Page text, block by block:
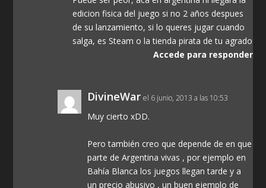
edicion fisica del juego si no 2 años despues
de su lanzamiento, si lo queres jugar cuando
salga, es Steam o la tienda pirata de tu agrado
Accede para responder
DivineWar el 6 junio, 2013 a las 10:53
Muy cierto xDD.
Pero también creo que depende de en que
parte de Argentina vivas , por ejemplo en
Bahía Blanca los juegos llegan tarde y a
un precio abusivo , un buen ejemplo de